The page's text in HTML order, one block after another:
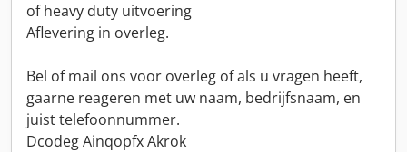
of heavy duty uitvoering
Aflevering in overleg.
Bel of mail ons voor overleg of als u vragen heeft,
gaarne reageren met uw naam, bedrijfsnaam, en
juist telefoonnummer.
Dcodeg Ainqopfx Akrok